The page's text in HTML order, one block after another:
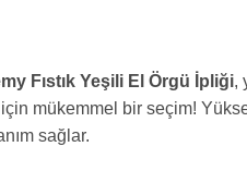
Fıstık Yeşili El Örgü İpliği,
mükemmel bir seçim!
sağlar.